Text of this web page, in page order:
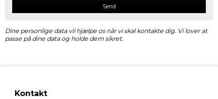
Send
Dine personlige data vil hjælpe os når vi skal kontakte dig. Vi lover at
passe på dine data og holde dem sikret.
Kontakt